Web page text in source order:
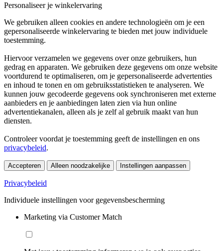
Personaliseer je winkelervaring
We gebruiken alleen cookies en andere technologieën om je een
gepersonaliseerde winkelervaring te bieden met jouw individuele
toestemming.
Hiervoor verzamelen we gegevens over onze gebruikers, hun
gedrag en apparaten. We gebruiken deze gegevens om onze website
voortdurend te optimaliseren, om je gepersonaliseerde advertenties
en inhoud te tonen en om gebruiksstatistieken te analyseren. We
kunnen jouw gecodeerde gegevens ook synchroniseren met externe
aanbieders en je aanbiedingen laten zien via hun online
advertentiekanalen, alleen als je zelf al gebruik maakt van hun
diensten.
Controleer voordat je toestemming geeft de instellingen en ons
privacybeleid.
Accepteren Alleen noodzakelijke Instellingen aanpassen
Privacybeleid
Individuele instellingen voor gegevensbescherming
Marketing via Customer Match